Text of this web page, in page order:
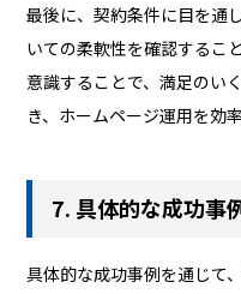
最後に、契約条件に目を通
いての柔軟性を確認するこ
意識することで、満足のい
き、ホームページ運用を効
7. 具体的な成功事
具体的な成功事例を通じて